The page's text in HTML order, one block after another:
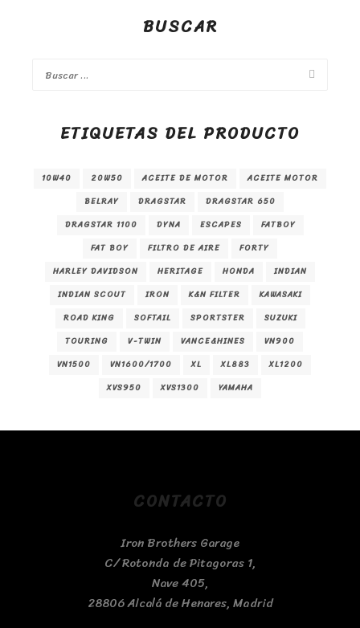
BUSCAR
ETIQUETAS DEL PRODUCTO
10W40 20W50 ACEITE DE MOTOR
ACEITE MOTOR
BELRAY
DRAGSTAR
DRAGSTAR 650
DRAGSTAR 1100
DYNA ESCAPES
FATBOY
FAT BOY
FILTRO DE AIRE
FORTY
HARLEY DAVIDSON
HERITAGE HONDA
INDIAN
INDIAN SCOUT
IRON K&N FILTER
KAWASAKI
ROAD KING
SOFTAIL SPORTSTER
SUZUKI
TOURING
V-TWIN VANCE&HINES
VN900
VN1500
VN1600/1700 XL XL883
XL1200
XVS950
XVS1300 YAMAHA
CONTACTO
Iron Brothers Garage
C/ Rotonda de Pitagoras 1,
Nave 405,
28806 Alcalá de Henares, Madrid